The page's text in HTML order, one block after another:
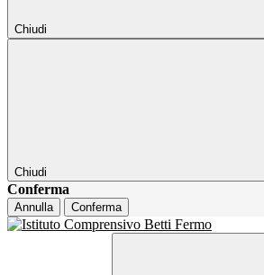
Chiudi
Chiudi
Conferma
Annulla Conferma